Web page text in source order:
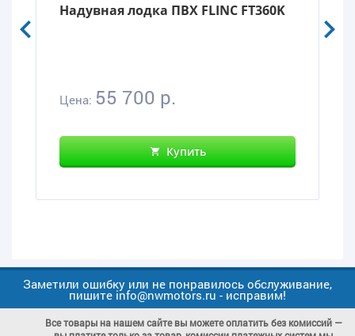
Надувная лодка ПВХ FLINC FT360K
Цена: 55 700 р.
Купить
Заметили ошибку или не понравилось обслуживание,
пишите info@nwmotors.ru - исправим!
Все товары на нашем сайте вы можете оплатить без комиссий —